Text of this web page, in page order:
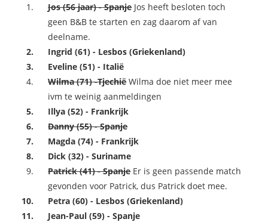
Jos (56 jaar) -SpanjeJos heeft besloten toch
geen B&B te starten en zag daarom af van
deelname.
Ingrid (61) - Lesbos (Griekenland)
Eveline (51) - Italië
Wilma (71) -Tjechië Wilma doe niet meer mee
ivm te weinig aanmeldingen
Illya (52) - Frankrijk
Danny (55) - Spanje
Magda (74) - Frankrijk
Dick (32) - Suriname
Patrick (41) - Spanje Er is geen passende match
gevonden voor Patrick, dus Patrick doet mee.
Petra (60) - Lesbos (Griekenland)
Jean-Paul (59) - Spanje